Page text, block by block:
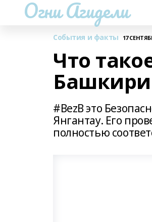
Огни Агидели
События и факты 17
Что
#BezB это
Янгантау. Его
полностью